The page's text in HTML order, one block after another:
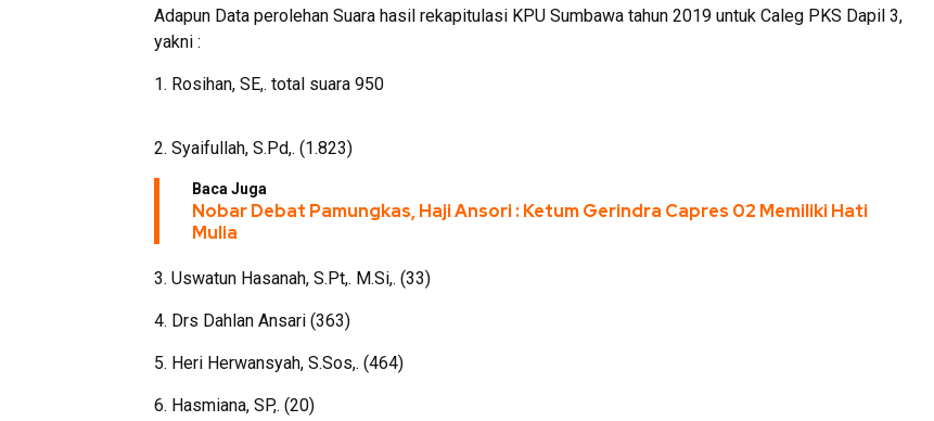
Adapun Data perolehan Suara hasil rekapitulasi KPU Sumbawa tahun 2019 untuk Caleg PKS Dapil 3,
yakni :
1. Rosihan, SE,. total suara 950
2. Syaifullah, S.Pd,. (1.823)
Baca Juga
Nobar Debat Pamungkas, Haji Ansori : Ketum Gerindra Capres 02 Memiliki Hati
Mulia
3. Uswatun Hasanah, S.Pt,. M.Si,. (33)
4. Drs Dahlan Ansari (363)
5. Heri Herwansyah, S.Sos,. (464)
6. Hasmiana, SP,. (20)